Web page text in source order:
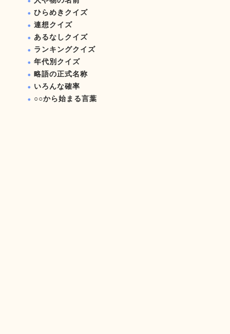
ひらめきクイズ
連想クイズ
あるなしクイズ
ランキングクイズ
年代別クイズ
略語の正式名称
いろんな確率
○○から始まる言葉